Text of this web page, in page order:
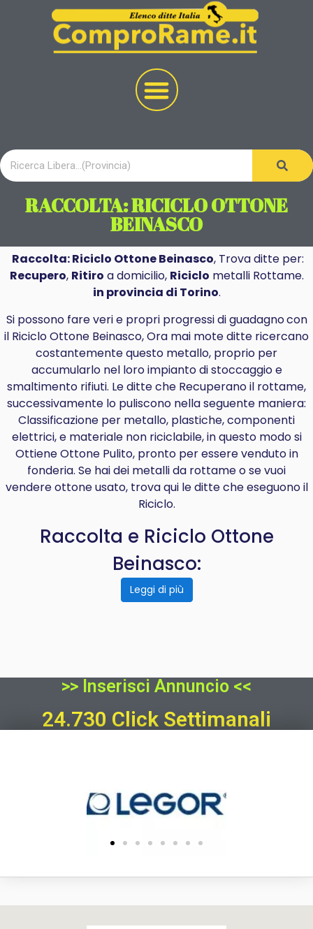
RACCOLTA: RICICLO OTTONE
BEINASCO
Raccolta: Riciclo Ottone Beinasco, Trova ditte per:
Recupero, Ritiro a domicilio, Riciclo metalli Rottame.
in provincia di Torino.
Si possono fare veri e propri progressi diguadagnocon
il Riciclo Ottone Beinasco, Ora mai mote ditte ricercano
costantemente questo metallo, proprio per
accumularlo nel loro impianto di stoccaggio e
smaltimento rifiuti. Le ditte che Recuperano il rottame,
successivamente lo puliscono nella seguente maniera:
Classificazione per metallo, plastiche, componenti
elettrici, e materiale non riciclabile, in questo modo si
Ottiene Ottone Pulito, pronto per essere venduto in
fonderia. Se hai dei metalli da rottame o se vuoi
vendere ottone usato, trova qui le ditte che eseguono il
Riciclo.
Raccolta e Riciclo Ottone
Beinasco:
Leggi di più
>> Inserisci Annuncio <<
24.730 Click Settimanali